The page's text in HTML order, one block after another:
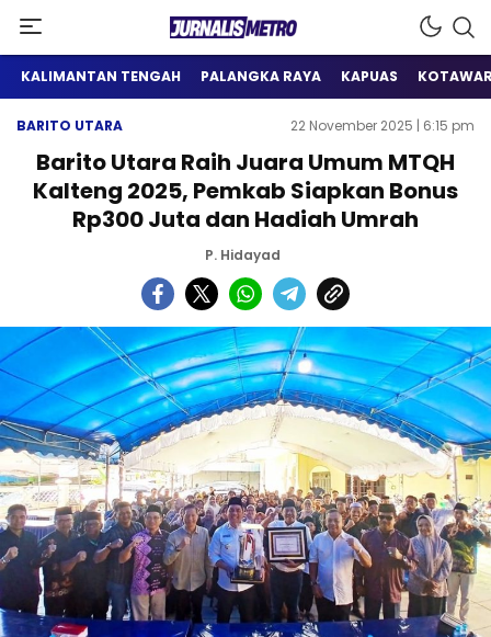
Jurnalis Metro
Satu Wadah Informasi
KALIMANTAN TENGAH PALANGKA RAYA KAPUAS
BARITO UTARA 22 November 2025 | 6:15 pm
Barito Utara Raih Juara Umum MTQH
Kalteng 2025, Pemkab Siapkan Bonus
Rp300 Juta dan Hadiah Umrah
P. Hidayad